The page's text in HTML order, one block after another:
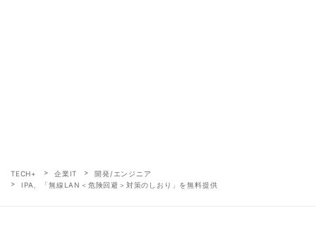
TECH+ 企業IT
開発/エンジニア
IPA、「無線LAN＜危険回避＞対策のしおり」を無料提供